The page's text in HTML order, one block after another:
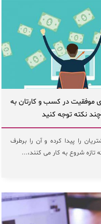
موفقیت در کسب و کارتان به
نکته توجه کنید
مشتریان را پیدا کرده و آن را برطرف
تازه شروع به کار می کنند،...